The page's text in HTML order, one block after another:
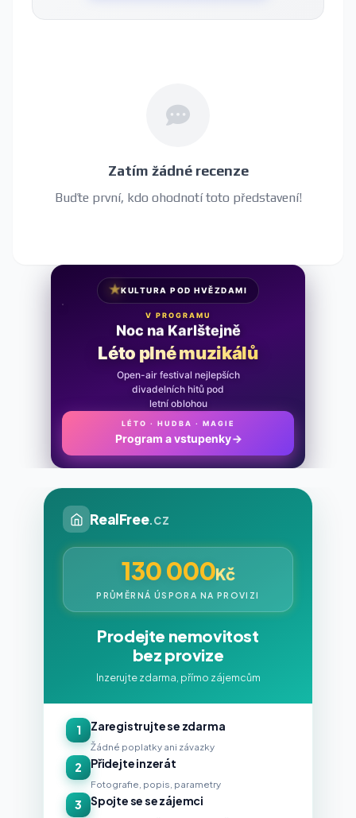
Zatím žádné recenze
Buďte první, kdo ohodnotí toto představení!
★KULTURA POD HVĚZDAMI
V PROGRAMU
Noc na Karlštejně
Léto plné muzikálů
Open-air festival nejlepších
divadelních hitů pod
letní oblohou
LÉTO · HUDBA · MAGIE
Program a vstupenky→
RealFree.cz
130 000Kč
PRŮMĚRNÁ ÚSPORA NA PROVIZI
Prodejte nemovitost
bez provize
Inzerujte zdarma, přímo zájemcům
1 Zaregistrujte se zdarma
Žádné poplatky ani závazky
2 Přidejte inzerát
Fotografie, popis, parametry
3 Spojte se se zájemci